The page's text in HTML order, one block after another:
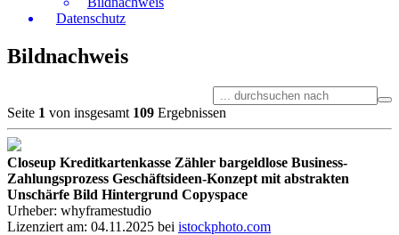
Datenschutz
Bildnachweis
Seite 1 von insgesamt 109 Ergebnissen
Closeup Kreditkartenkasse Zähler bargeldlose Business-
Zahlungsprozess Geschäftsideen-Konzept mit abstrakten
Unschärfe Bild Hintergrund Copyspace
Urheber: whyframestudio
Lizenziert am: 04.11.2025 bei istockphoto.com